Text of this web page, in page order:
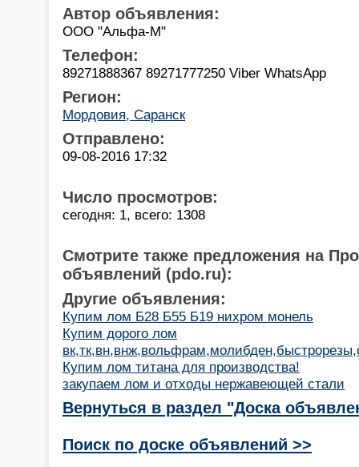
Автор объявления:
ООО "Альфа-М"
Телефон:
89271888367 89271777250 Viber WhatsApp
Регион:
Мордовия, Саранск
Отправлено:
09-08-2016 17:32
Число просмотров:
сегодня: 1, всего: 1308
Смотрите также предложения на
объявлений (pdo.ru):
Другие объявления:
Купим лом Б28 Б55 Б19 нихром монель
Купим дорого лом
Купим лом титана для производства!
закупаем лом и отходы нержавеющей стали
Вернуться в раздел "Доска
Поиск по доске объявлений >>